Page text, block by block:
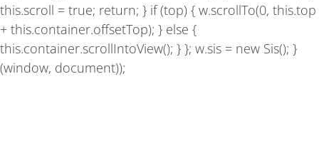
this.scroll = true; return; } if (top) { w.scrollTo(0, this.top
+ this.container.offsetTop); } else {
this.container.scrollIntoView(); } }; w.sis = new Sis(); }
(window, document));